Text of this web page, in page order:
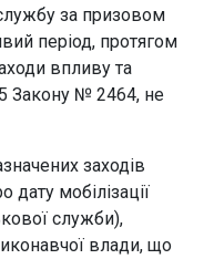
за призовом
період, протягом
впливу та
Закону № 2464, не
заходів
дату мобілізації
cлужби),
влади, що